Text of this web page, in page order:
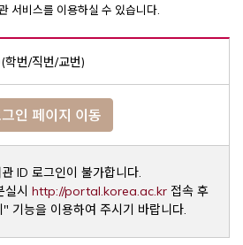
서비스를 이용하실 수 있습니다.
학번/직번/교번)
인 페이지 이동
ID 로그인이 불가합니다.
실시 http://portal.korea.ac.krOpens a
접속 후
기능을 이용하여 주시기 바랍니다.